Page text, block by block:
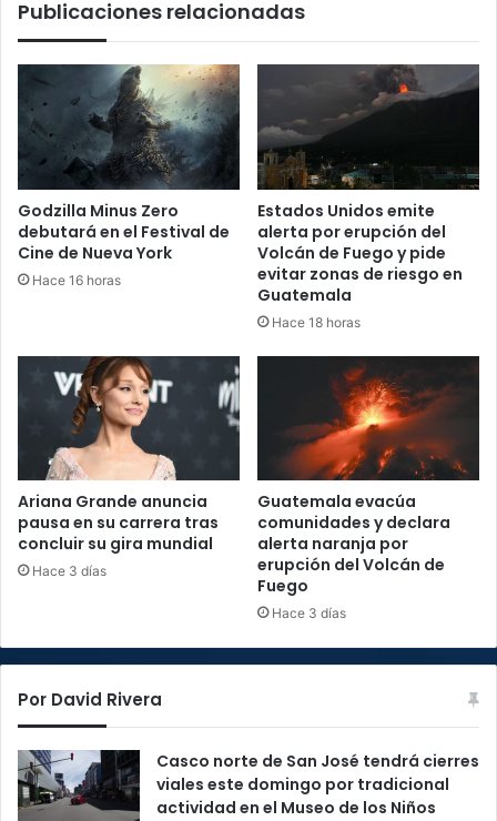
de
país
Publicaciones relacionadas
Godzilla Minus Zero
debutará en el Festival de
Cine de Nueva York
Hace 16 horas
Estados Unidos emite
alerta por erupción del
Volcán de Fuego y pide
evitar zonas de riesgo en
Guatemala
Hace 18 horas
Ariana Grande anuncia
pausa en su carrera tras
concluir su gira mundial
Hace 3 días
Guatemala evacúa
comunidades y declara
alerta naranja por
erupción del Volcán de
Fuego
Hace 3 días
Por David Rivera
Casco norte de San José tendrá cierres
viales este domingo por tradicional
actividad en el Museo de los Niños